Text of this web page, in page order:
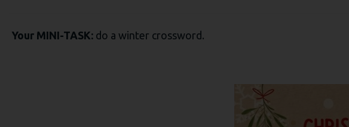
Your MINI-TASK: do a winter crossword.